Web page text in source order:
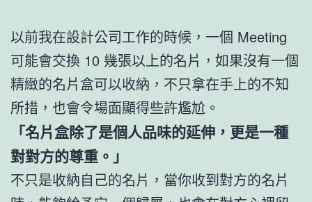
以前我在設計公司工作的時候，一個 Meeting
可能會交換 10 幾張以上的名片，如果沒有一個
精緻的名片盒可以收納，不只拿在手上的不知
所措，也會令場面顯得些許尷尬。
「名片盒除了是個人品味的延伸，更是一種
對對方的尊重。」
不只是收納自己的名片，當你收到對方的名片